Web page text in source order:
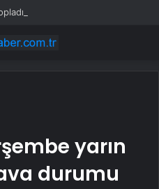
yarın
durumu